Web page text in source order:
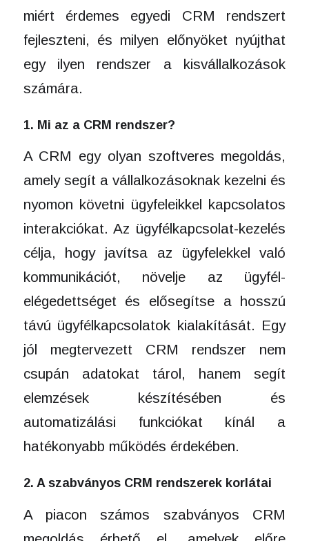
miért érdemes egyedi CRM rendszert
fejleszteni, és milyen előnyöket nyújthat
egy ilyen rendszer a kisvállalkozások
számára.
1. Mi az a CRM rendszer?
A CRM egy olyan szoftveres megoldás,
amely segít a vállalkozásoknak kezelni és
nyomon követni ügyfeleikkel kapcsolatos
interakciókat. Az ügyfélkapcsolat-kezelés
célja, hogy javítsa az ügyfelekkel való
kommunikációt, növelje az ügyfél-
elégedettséget és elősegítse a hosszú
távú ügyfélkapcsolatok kialakítását. Egy
jól megtervezett CRM rendszer nem
csupán adatokat tárol, hanem segít
elemzések készítésében és
automatizálási funkciókat kínál a
hatékonyabb működés érdekében.
2. A szabványos CRM rendszerek korlátai
A piacon számos szabványos CRM